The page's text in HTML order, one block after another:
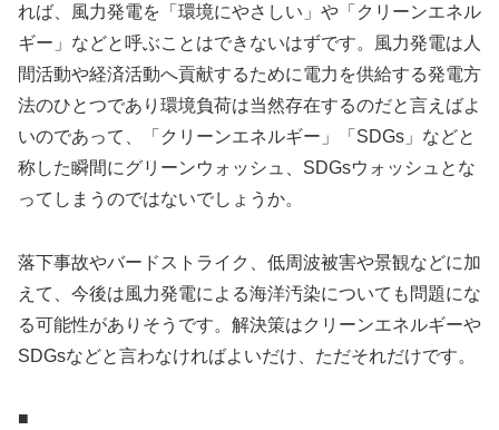
れば、風力発電を「環境にやさしい」や「クリーンエネル
ギー」などと呼ぶことはできないはずです。風力発電は人
間活動や経済活動へ貢献するために電力を供給する発電方
法のひとつであり環境負荷は当然存在するのだと言えばよ
いのであって、「クリーンエネルギー」「SDGs」などと
称した瞬間にグリーンウォッシュ、SDGsウォッシュとな
ってしまうのではないでしょうか。
落下事故やバードストライク、低周波被害や景観などに加
えて、今後は風力発電による海洋汚染についても問題にな
る可能性がありそうです。解決策はクリーンエネルギーや
SDGsなどと言わなければよいだけ、ただそれだけです。
■